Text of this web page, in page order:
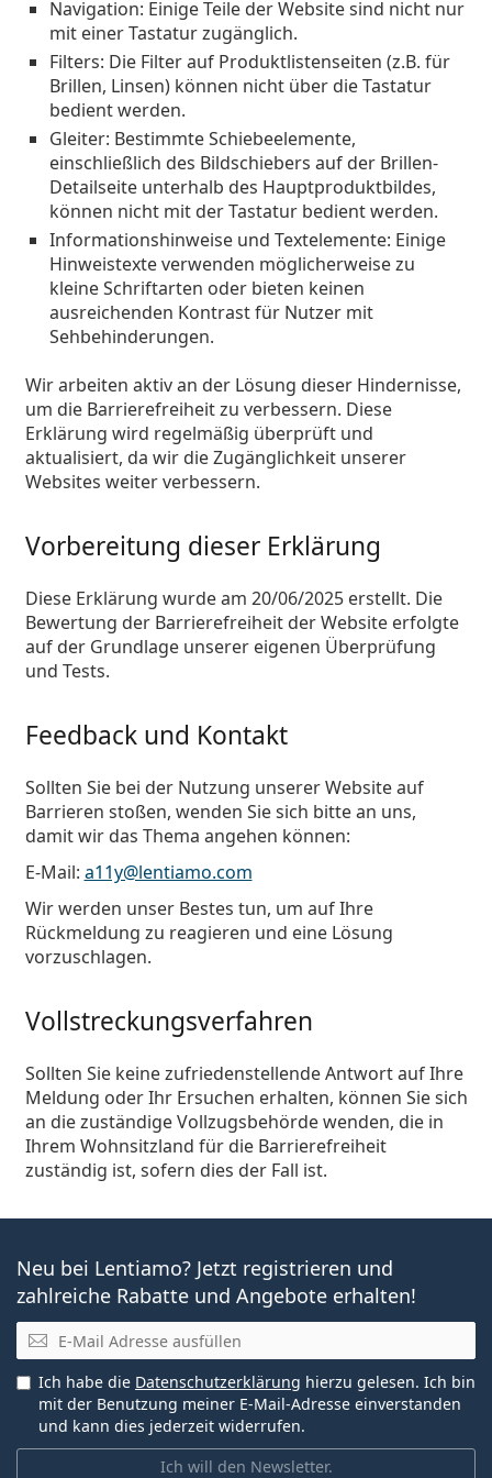
Persol
Prada
Alle Marken
ist offline
Navigation: Einige Teile der Website sind nicht nur
mit einer Tastatur zugänglich.
Filters: Die Filter auf Produktlistenseiten (z.B. für
Brillen, Linsen) können nicht über die Tastatur
bedient werden.
Gleiter: Bestimmte Schiebeelemente,
einschließlich des Bildschiebers auf der Brillen-
Detailseite unterhalb des Hauptproduktbildes,
können nicht mit der Tastatur bedient werden.
Informationshinweise und Textelemente: Einige
Hinweistexte verwenden möglicherweise zu
kleine Schriftarten oder bieten keinen
ausreichenden Kontrast für Nutzer mit
Sehbehinderungen.
Wir arbeiten aktiv an der Lösung dieser Hindernisse,
um die Barrierefreiheit zu verbessern. Diese
Erklärung wird regelmäßig überprüft und
aktualisiert, da wir die Zugänglichkeit unserer
Websites weiter verbessern.
Vorbereitung dieser Erklärung
Diese Erklärung wurde am 20/06/2025 erstellt. Die
Bewertung der Barrierefreiheit der Website erfolgte
auf der Grundlage unserer eigenen Überprüfung
und Tests.
Feedback und Kontakt
Sollten Sie bei der Nutzung unserer Website auf
Barrieren stoßen, wenden Sie sich bitte an uns,
damit wir das Thema angehen können:
E-Mail: a11y@lentiamo.com
Wir werden unser Bestes tun, um auf Ihre
Rückmeldung zu reagieren und eine Lösung
vorzuschlagen.
Vollstreckungsverfahren
Sollten Sie keine zufriedenstellende Antwort auf Ihre
Meldung oder Ihr Ersuchen erhalten, können Sie sich
an die zuständige Vollzugsbehörde wenden, die in
Ihrem Wohnsitzland für die Barrierefreiheit
zuständig ist, sofern dies der Fall ist.
Neu bei Lentiamo? Jetzt registrieren und
zahlreiche Rabatte und Angebote erhalten!
E-Mail
Ich will den Newsletter.
Ich habe die Datenschutzerklärung hierzu gelesen. Ich bin
mit der Benutzung meiner E-Mail-Adresse einverstanden
und kann dies jederzeit widerrufen.